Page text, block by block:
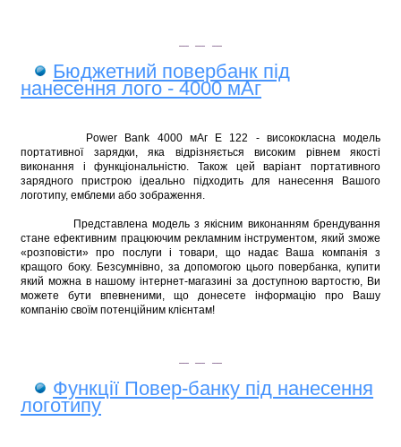
Бюджетний повербанк під
нанесення лого - 4000 мАг
Power Bank 4000 мАг Е 122 - висококласна модель
портативної зарядки, яка відрізняється високим рівнем якості
виконання і функціональністю. Також цей варіант портативного
зарядного пристрою ідеально підходить для нанесення Вашого
логотипу, емблеми або зображення.
Представлена ​​модель з якісним виконанням брендування
стане ефективним працюючим рекламним інструментом, який зможе
«розповісти» про послуги і товари, що надає Ваша компанія з
кращого боку. Безсумнівно, за допомогою цього повербанка, купити
який можна в нашому інтернет-магазині за доступною вартостю, Ви
можете бути впевненими, що донесете інформацію про Вашу
компанію своїм потенційним клієнтам!
Функції Повер-банку під нанесення
логотипу